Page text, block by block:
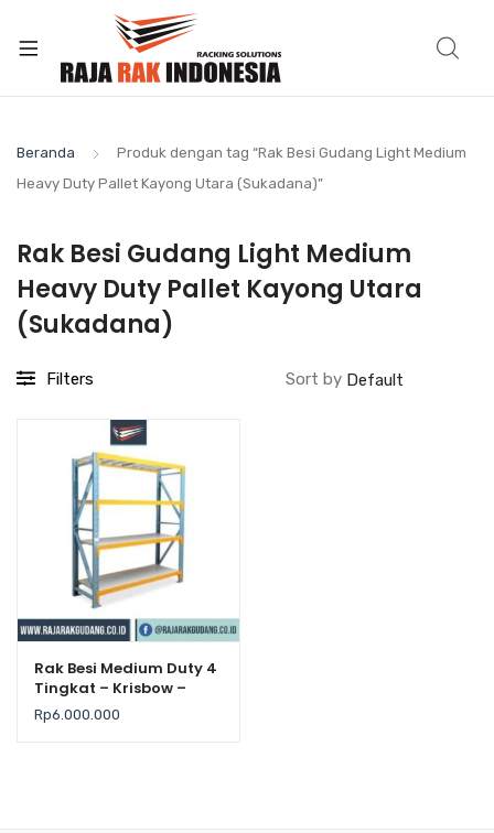
Beranda
Produk dengan tag “Rak Besi Gudang Light Medium
Heavy Duty Pallet Kayong Utara (Sukadana)”
Rak Besi Gudang Light Medium
Heavy Duty Pallet Kayong Utara
(Sukadana)
Filters Sort by
Rak Besi Medium Duty 4
Tingkat – Krisbow –
Kekuatan 500Kg / Level
Rp6.000.000